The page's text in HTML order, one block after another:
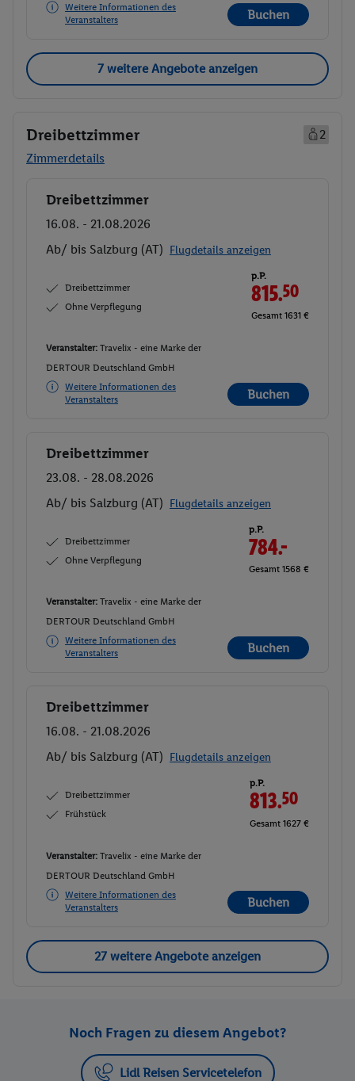
Weitere Informationen des
Veranstalters
Buchen
7 weitere Angebote anzeigen
Dreibettzimmer
2
Zimmerdetails
Buchen
Dreibettzimmer
16.08. - 21.08.2026
Ab/ bis Salzburg (AT) Flugdetails anzeigen
Dreibettzimmer
Ohne Verpflegung
p.P.
815.50
Gesamt 1631 €
Veranstalter: Travelix - eine Marke der
DERTOUR Deutschland GmbH
Weitere Informationen des
Veranstalters
Buchen
Buchen
Dreibettzimmer
23.08. - 28.08.2026
Ab/ bis Salzburg (AT) Flugdetails anzeigen
Dreibettzimmer
Ohne Verpflegung
p.P.
784.-
Gesamt 1568 €
Veranstalter: Travelix - eine Marke der
DERTOUR Deutschland GmbH
Weitere Informationen des
Veranstalters
Buchen
Buchen
Dreibettzimmer
16.08. - 21.08.2026
Ab/ bis Salzburg (AT) Flugdetails anzeigen
Dreibettzimmer
Frühstück
p.P.
813.50
Gesamt 1627 €
Veranstalter: Travelix - eine Marke der
DERTOUR Deutschland GmbH
Weitere Informationen des
Veranstalters
Buchen
27 weitere Angebote anzeigen
Noch Fragen zu diesem Angebot?
Lidl Reisen Servicetelefon